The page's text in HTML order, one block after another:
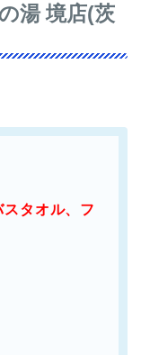
湯 境店(茨
タオル、フ